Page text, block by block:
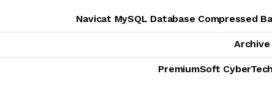
Navicat MySQL Database Compressed
Archive
PremiumSoft